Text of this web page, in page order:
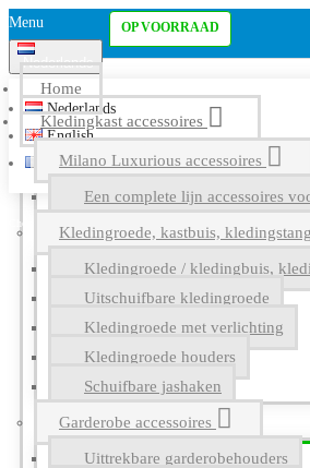
Menu
Nederlands
Nederlands
English
Français
Home
Kledingkast accessoires
Milano Luxurious accessoires
Een complete lijn accessoires
Kledingroede, kastbuis, kledingstang
Kledingroede / kledingbuis,
Uitschuifbare kledingroede
Kledingroede met verlichting
Kledingroede houders
Schuifbare jashaken
Garderobe accessoires
Uittrekbare garderobehouders
OP VOORRAAD